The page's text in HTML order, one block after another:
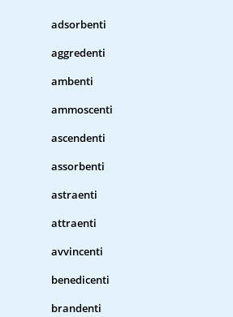
adsorbenti
aggredenti
ambenti
ammoscenti
ascendenti
assorbenti
astraenti
attraenti
avvincenti
benedicenti
brandenti